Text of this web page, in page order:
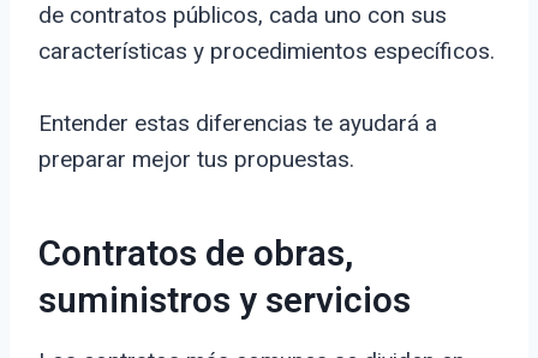
de contratos públicos, cada uno con sus
características y procedimientos específicos.
Entender estas diferencias te ayudará a
preparar mejor tus propuestas.
Contratos de obras,
suministros y servicios